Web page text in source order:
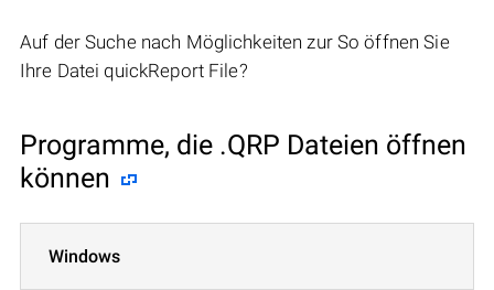
Auf der Suche nach Möglichkeiten zur So öffnen Sie
Ihre Datei quickReport File?
Programme, die .QRP Dateien öffnen
können
Windows